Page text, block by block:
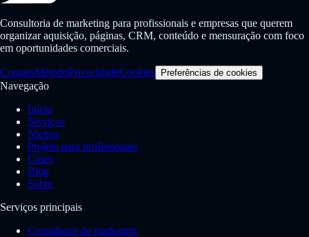
Consultoria de marketing para profissionais e empresas que querem
organizar aquisição, páginas, CRM, conteúdo e mensuração com foco
em oportunidades comerciais.
ContatoMétodoPrivacidadeCookies Preferências de cookies
Navegação
Início
Serviços
Nichos
Projeto para profissionais
Cases
Blog
Sobre
Serviços principais
Consultoria de marketing